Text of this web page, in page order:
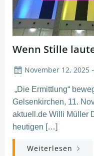
Wenn Stille
November 12, 2025 -
„Die Ermittlung“
Gelsenkirchen, 11.
aktuell.de Willi Müller
heutigen […]
Weiterlesen